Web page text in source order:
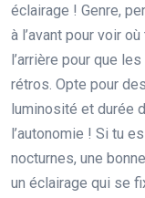
éclairage ! Genre,
à l’avant pour voir
l’arrière pour que
rétros. Opte pour
luminosité et durée
l’autonomie ! Si tu
nocturnes, une
un éclairage qui se